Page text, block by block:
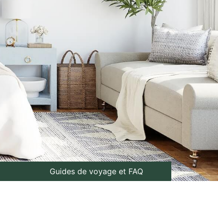
Guides de voyage et FAQ